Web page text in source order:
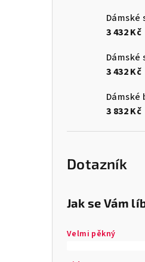
3 432 Kč
3 432 Kč
3 832 Kč
Dotazník
Jak se Vám
Velmi pěkný